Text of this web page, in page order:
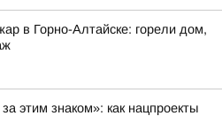
в Горно-Алтайске: горели дом,
этим знаком»: как нацпроекты